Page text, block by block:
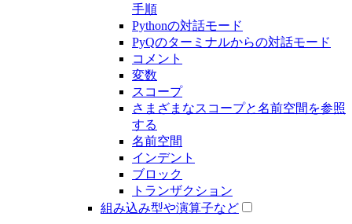
手順
Pythonの対話モード
PyQのターミナルからの対話モード
コメント
変数
スコープ
さまざまなスコープと名前空間を参照
する
名前空間
インデント
ブロック
トランザクション
組み込み型や演算子など